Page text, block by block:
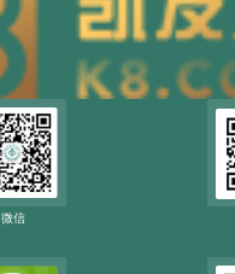
微信